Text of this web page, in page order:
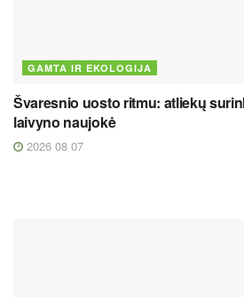
GAMTA IR EKOLOGIJA
Švaresnio uosto ritmu: atliekų
laivyno naujokė
2026 08 07